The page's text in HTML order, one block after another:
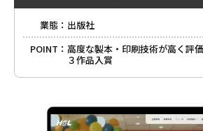
業態： 出版社
POINT： 高度な製本・印刷技術が高く評
３作品入賞